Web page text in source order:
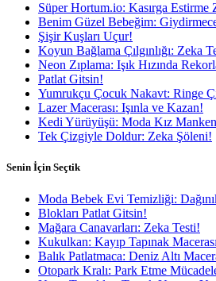
Süper Hortum.io: Kasırga Estirme
Benim Güzel Bebeğim:
Şişir Kuşları Uçur!
Koyun Bağlama Çılgınlığı: Zeka
Neon Zıplama: Işık Hızında
Patlat Gitsin!
Yumrukçu Çocuk Nakavt: Ringe
Lazer Macerası: Işınla ve Kazan!
Kedi Yürüyüşü: Moda Kız Manken
Tek Çizgiyle Doldur: Zeka Şöleni!
Senin İçin Seçtik
Moda Bebek Evi Temizliği:
Blokları Patlat Gitsin!
Mağara Canavarları: Zeka Testi!
Kukulkan: Kayıp Tapınak
Balık Patlatmaca: Deniz Altı
Otopark Kralı: Park Etme